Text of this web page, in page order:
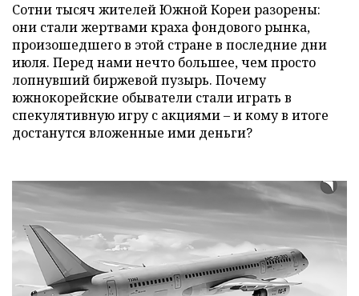
Сотни тысяч жителей Южной Кореи разорены:
они стали жертвами краха фондового рынка,
произошедшего в этой стране в последние дни
июля. Перед нами нечто большее, чем просто
лопнувший биржевой пузырь. Почему
южнокорейские обыватели стали играть в
спекулятивную игру с акциями – и кому в итоге
достанутся вложенные ими деньги?